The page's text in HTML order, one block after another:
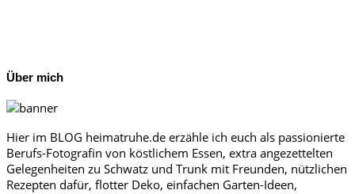
Über mich
Hier im BLOG heimatruhe.de erzähle ich euch als passionierte
Berufs-Fotografin von köstlichem Essen, extra angezettelten
Gelegenheiten zu Schwatz und Trunk mit Freunden, nützlichen
Rezepten dafür, flotter Deko, einfachen Garten-Ideen,